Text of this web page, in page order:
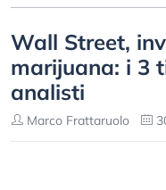
Wall Street,
marijuana: i 3
analisti
Marco Frattaruolo